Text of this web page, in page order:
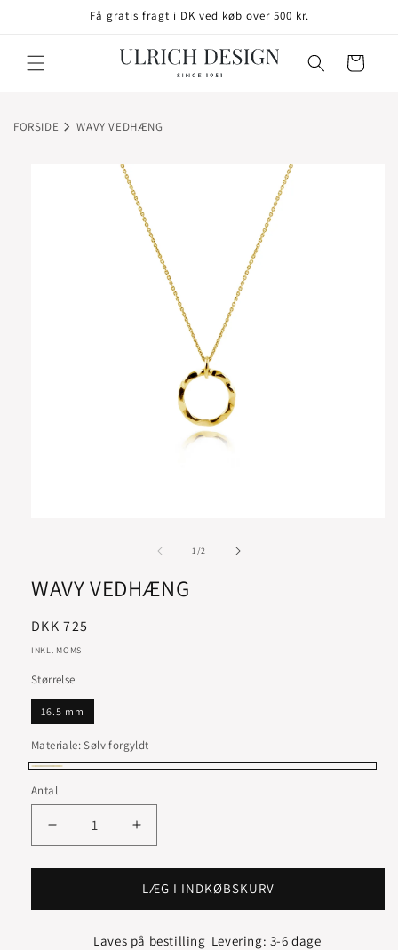
Få gratis fragt i DK ved køb over 500 kr.
Indkøbskurv
FORSIDE WAVY VEDHÆNG
1/af2
WAVY VEDHÆNG
Normalpris
DKK 725
INKL. MOMS
Størrelse
16.5 mm
Materiale:Sølv forgyldt
forgyldt
Antal
Reducer
antallet
for
VEDHÆNG
Øg
antallet
for
WAVY
VEDHÆNG
LÆG I INDKØBSKURV
Laves på bestilling Levering: 3-6 dage